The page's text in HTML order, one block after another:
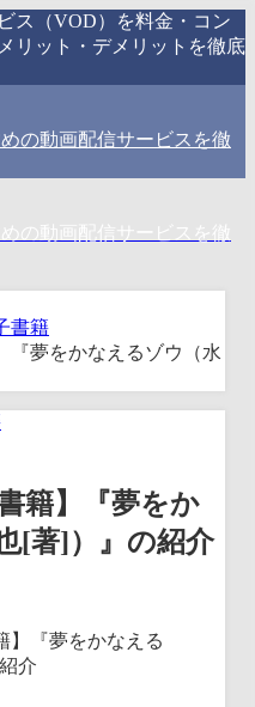
ス（VOD）を料金・コン
リット・デメリットを徹底
の動画配信サービスを徹
の動画配信サービスを徹
書籍
『夢をかなえるゾウ（水
籍】『夢をか
[著]）』の紹介